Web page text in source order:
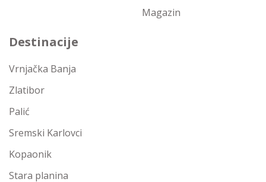
Magazin
Destinacije
Vrnjačka Banja
Zlatibor
Palić
Sremski Karlovci
Kopaonik
Stara planina